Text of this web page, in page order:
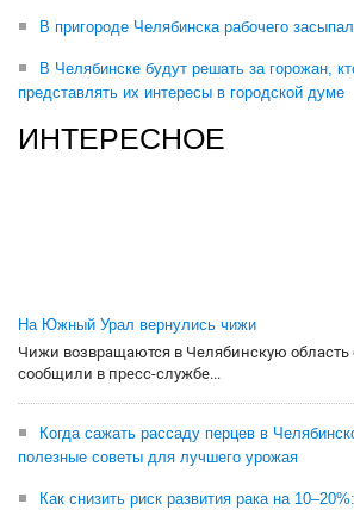
В пригороде Челябинска рабочего
В Челябинске будут решать за горожан,
представлять их интересы в городской думе
ИНТЕРЕСНОЕ
На Южный Урал вернулись чижи
Чижи возвращаются в Челябинскую область
сообщили в пресс-службе...
Когда сажать рассаду перцев в
полезные советы для лучшего урожая
Как снизить риск развития рака на